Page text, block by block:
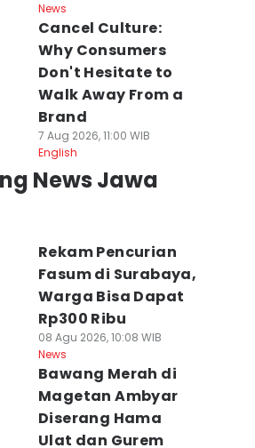
Menduga
Bromo
Aktivitas
Agu 2026, 14:18 WIB
akan Panggil
Pengelola Mal soal
Pemasangan
Pagar
08 Agu 2026, 13:53 WIB
News
Cancel Culture:
Why Consumers
Don't Hesitate to
Walk Away From a
Brand
7 Aug 2026, 11:00 WIB
English
News Jawa
Rekam Pencurian
Fasum di Surabaya,
Warga Bisa Dapat
Rp300 Ribu
08 Agu 2026, 10:08 WIB
News
Bawang Merah di
Magetan Ambyar
Diserang Hama
Ulat dan Gurem